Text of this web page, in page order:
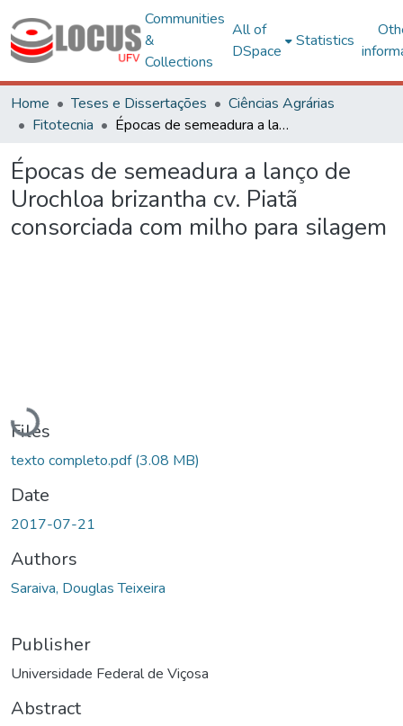
Communities
&
Collections
All of
DSpace
Statistics
Home Teses e Dissertações
Ciências Agrárias
Fitotecnia
Épocas de semeadura a lanço de Urochloa brizantha cv. Piatã consorciada com milho para silagem
Épocas de semeadura a lanço de
Urochloa brizantha cv. Piatã
consorciada com milho para silagem
Loading...
Files
texto completo.pdf(3.08 MB)
Date
2017-07-21
Authors
Saraiva, Douglas Teixeira
Publisher
Universidade Federal de Viçosa
Abstract